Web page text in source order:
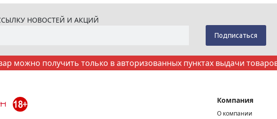
НОВОСТЕЙ И АКЦИЙ
можно получить только в авторизованных пунктах выдачи
Компания
О компании